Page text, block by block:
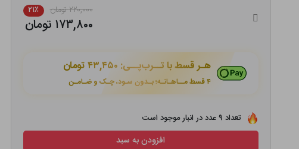
۲۲۰,۰۰۰ تومان ۲۱٪
۱۷۳,۸۰۰ تومان
هـر قسط با تــرب‌پــی: ۴۳,۴۵۰ تومان
۴ قسط مــاهـانـه؛ بـدون سـود، چـک و ضـامـن
تعداد ۹ عدد در انبار موجود است
افزودن به سبد